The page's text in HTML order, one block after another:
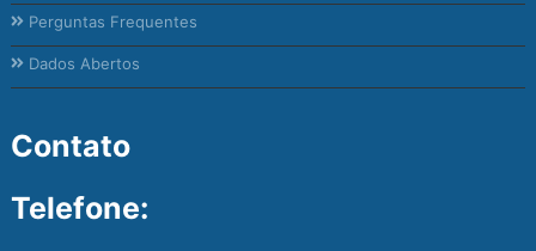
Perguntas Frequentes
Dados Abertos
Contato
Telefone: